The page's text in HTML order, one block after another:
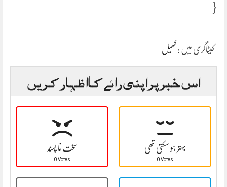
}
کیٹاگری میں : کھیل
اس خبر پر اپنی رائے کا اظہار کریں
سخت نا پسند
0 Votes
بہتر ہو سکتی تھی
0 Votes